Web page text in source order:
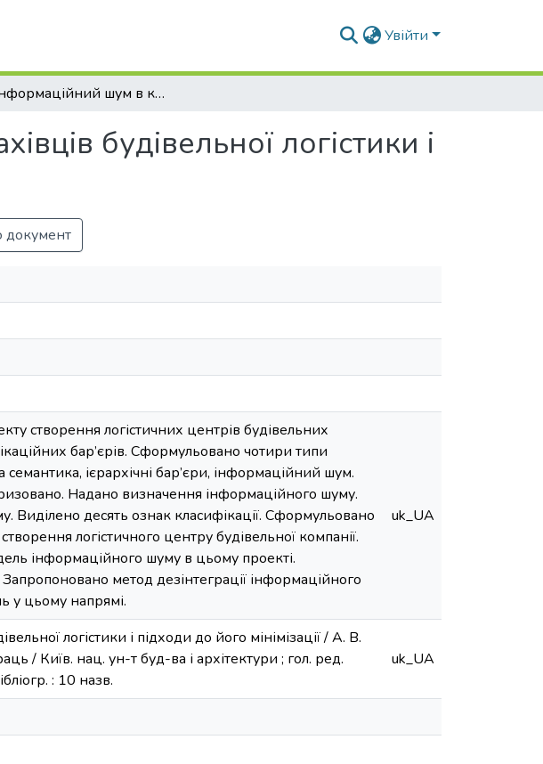
Увійти
Інформаційний шум в комунікаціях фахівців будівельної логістики і підходи до його мінімізації
будівельної логістики і
документ
створення логістичних центрів будівельних
бар’єрів. Сформульовано чотири типи
ієрархічні бар’єри, інформаційний шум.
Надано визначення інформаційного шуму.
Виділено десять ознак класифікації. Сформульовано
логістичного центру будівельної компанії.
інформаційного шуму в цьому проекті.
метод дезінтеграції інформаційного
у цьому напрямі.
uk_UA
логістики і підходи до його мінімізації / А. В.
/ Київ. нац. ун-т буд-ва і архітектури ; гол. ред.
: 10 назв.
uk_UA